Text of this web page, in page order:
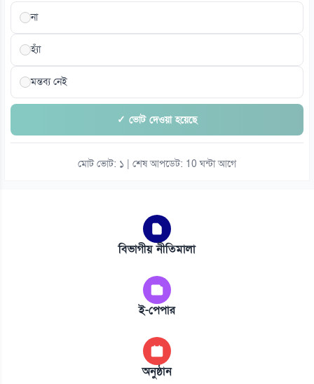
না
হ্যাঁ
মন্তব্য নেই
✓ ভোট দেওয়া হয়েছে
মোট ভোট: ১ | শেষ আপডেট: 10 ঘন্টা আগে
বিভাগীয় নীতিমালা
ই-পেপার
অনুষ্ঠান